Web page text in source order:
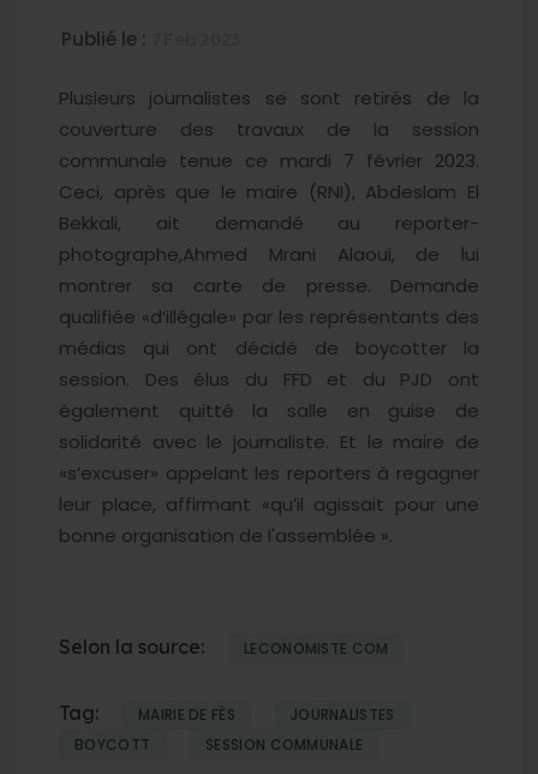
Publié le :
Plusieurs journalistes se sont retirés de la
couverture des travaux de la session
communale tenue ce mardi 7 février 2023.
Ceci, après que le maire (RNI), Abdeslam El
Bekkali, ait demandé au reporter-
photographe,Ahmed Mrani Alaoui, de lui
montrer sa carte de presse. Demande
qualifiée «d’illégale» par les représentants des
médias qui ont décidé de boycotter la
session. Des élus du FFD et du PJD ont
également quitté la salle en guise de
solidarité avec le journaliste. Et le maire de
«s’excuser» appelant les reporters à regagner
leur place, affirmant «qu’il agissait pour une
bonne organisation de l'assemblée ».
Selon la source: LECONOMISTE.COM
Tag: MAIRIE DE FÈS
JOURNALISTES
BOYCOTT
SESSION COMMUNALE